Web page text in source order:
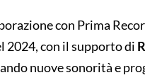
con Prima
2024, con il supporto di
nuove sonorità e